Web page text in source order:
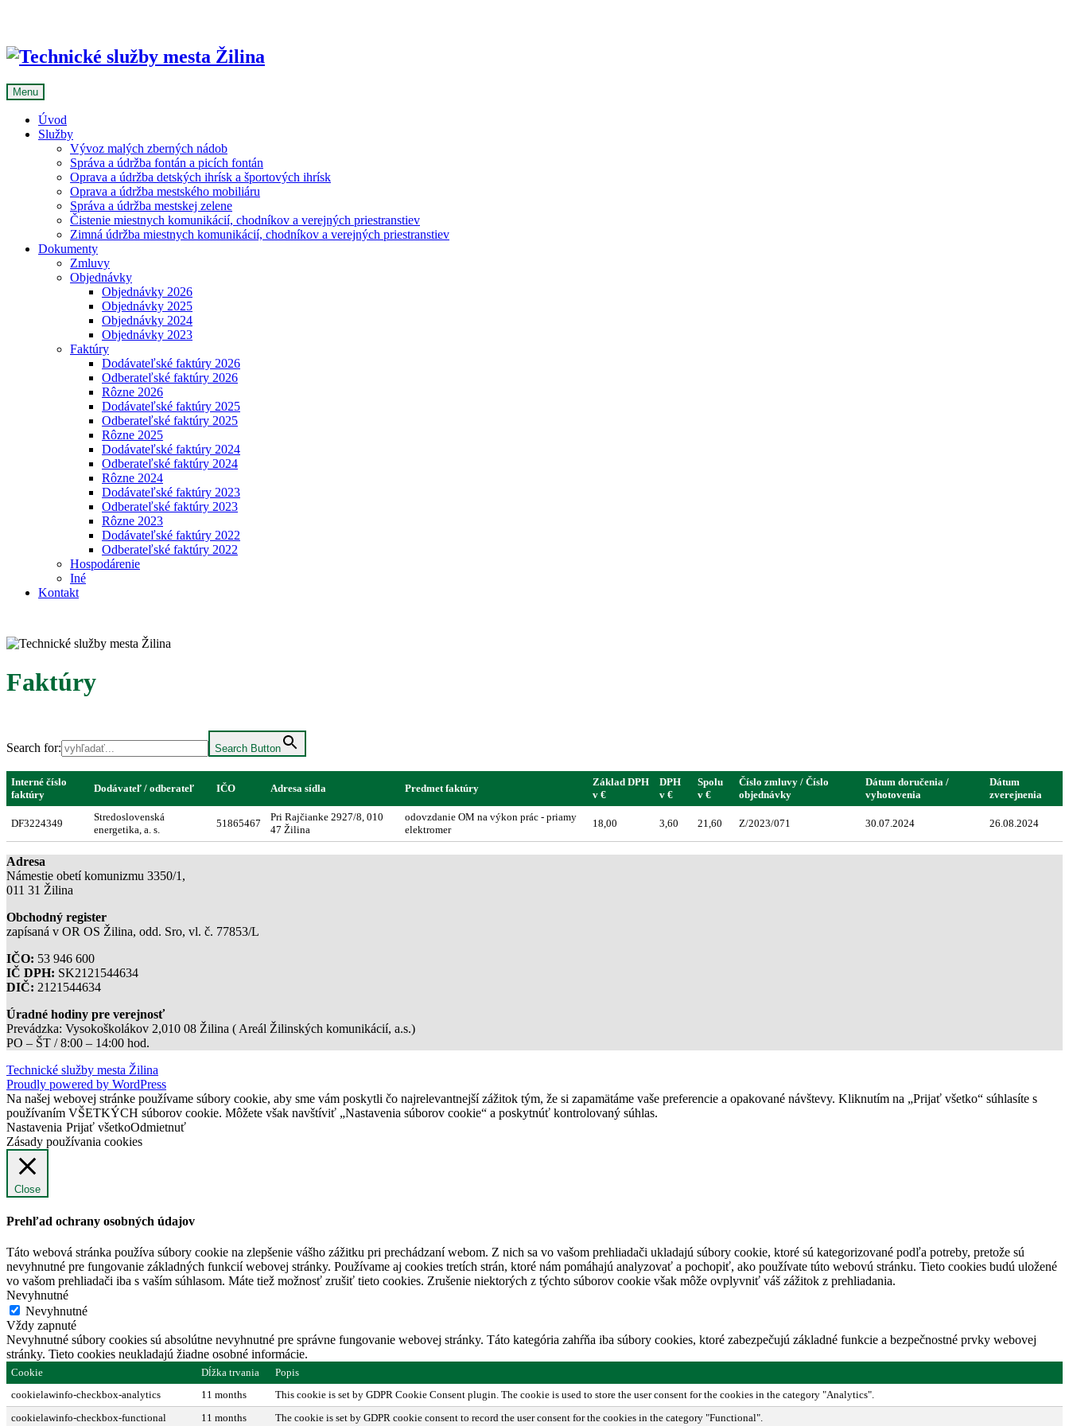
Menu
Úvod
Služby
Vývoz malých zberných nádob
Správa a údržba fontán a picích fontán
Oprava a údržba detských ihrísk a športových ihrísk
Oprava a údržba mestského mobiliáru
Správa a údržba mestskej zelene
Čistenie miestnych komunikácií, chodníkov a verejných priestranstiev
Zimná údržba miestnych komunikácií, chodníkov a verejných priestranstiev
Dokumenty
Zmluvy
Objednávky
Objednávky 2026
Objednávky 2025
Objednávky 2024
Objednávky 2023
Faktúry
Dodávateľské faktúry 2026
Odberateľské faktúry 2026
Rôzne 2026
Dodávateľské faktúry 2025
Odberateľské faktúry 2025
Rôzne 2025
Dodávateľské faktúry 2024
Odberateľské faktúry 2024
Rôzne 2024
Dodávateľské faktúry 2023
Odberateľské faktúry 2023
Rôzne 2023
Dodávateľské faktúry 2022
Odberateľské faktúry 2022
Hospodárenie
Iné
Kontakt
Faktúry
Search for: Search Button
Interné číslo
faktúry
Dodávateľ / odberateľ IČO Adresa sídla Predmet faktúry
Základ DPH
v €
DPH
v €
Spolu
v €
Číslo zmluvy / Číslo
objednávky
Dátum doručenia /
vyhotovenia
Dátum
zverejnenia
DF3224349
Stredoslovenská
energetika, a. s.
51865467
Pri Rajčianke 2927/8, 010
47 Žilina
odovzdanie OM na výkon prác - priamy
elektromer
18,00 3,60 21,60 Z/2023/071 30.07.2024 26.08.2024
Adresa
Námestie obetí komunizmu 3350/1,
011 31 Žilina
Obchodný register
zapísaná v OR OS Žilina, odd. Sro, vl. č. 77853/L
IČO: 53 946 600
IČ DPH: SK2121544634
DIČ: 2121544634
Úradné hodiny pre verejnosť
Prevádzka: Vysokoškolákov 2,010 08 Žilina ( Areál Žilinských komunikácií, a.s.)
PO – ŠT / 8:00 – 14:00 hod.
Technické služby mesta Žilina
Proudly powered by WordPress
Na našej webovej stránke používame súbory cookie, aby sme vám poskytli čo najrelevantnejší zážitok tým, že si zapamätáme vaše preferencie a opakované návštevy. Kliknutím na „Prijať všetko“ súhlasíte s
používaním VŠETKÝCH súborov cookie. Môžete však navštíviť „Nastavenia súborov cookie“ a poskytnúť kontrolovaný súhlas.
Nastavenia Prijať všetkoOdmietnuť
Zásady používania cookies
Close
Prehľad ochrany osobných údajov
Táto webová stránka používa súbory cookie na zlepšenie vášho zážitku pri prechádzaní webom. Z nich sa vo vašom prehliadači ukladajú súbory cookie, ktoré sú kategorizované podľa potreby, pretože sú
nevyhnutné pre fungovanie základných funkcií webovej stránky. Používame aj cookies tretích strán, ktoré nám pomáhajú analyzovať a pochopiť, ako používate túto webovú stránku. Tieto cookies budú uložené
vo vašom prehliadači iba s vaším súhlasom. Máte tiež možnosť zrušiť tieto cookies. Zrušenie niektorých z týchto súborov cookie však môže ovplyvniť váš zážitok z prehliadania.
Nevyhnutné
Nevyhnutné
Vždy zapnuté
Nevyhnutné súbory cookies sú absolútne nevyhnutné pre správne fungovanie webovej stránky. Táto kategória zahŕňa iba súbory cookies, ktoré zabezpečujú základné funkcie a bezpečnostné prvky webovej
stránky. Tieto cookies neukladajú žiadne osobné informácie.
Cookie Dĺžka trvania
Popis
cookielawinfo-checkbox-analytics
11 months
This cookie is set by GDPR Cookie Consent plugin. The cookie is used to store the user consent for the cookies in the category "Analytics".
cookielawinfo-checkbox-functional
11 months The cookie is set by GDPR cookie consent to record the user consent for the cookies in the category "Functional".